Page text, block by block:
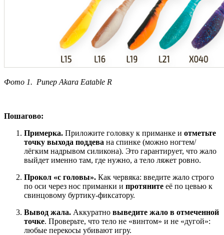
Фото 1. Рипер Akara Eatable R
Пошагово:
Примерка. Приложите головку к приманке и отметьте
точку выхода поддева на спинке (можно ногтем/
лёгким надрывом силикона). Это гарантирует, что жало
выйдет именно там, где нужно, а тело ляжет ровно.
Прокол «с головы». Как червяка: введите жало строго
по оси через нос приманки и протяните её по цевью к
свинцовому буртику-фикcатору.
Вывод жала. Аккуратно выведите жало в отмеченной
точке. Проверьте, что тело не «винтом» и не «дугой»:
любые перекосы убивают игру.